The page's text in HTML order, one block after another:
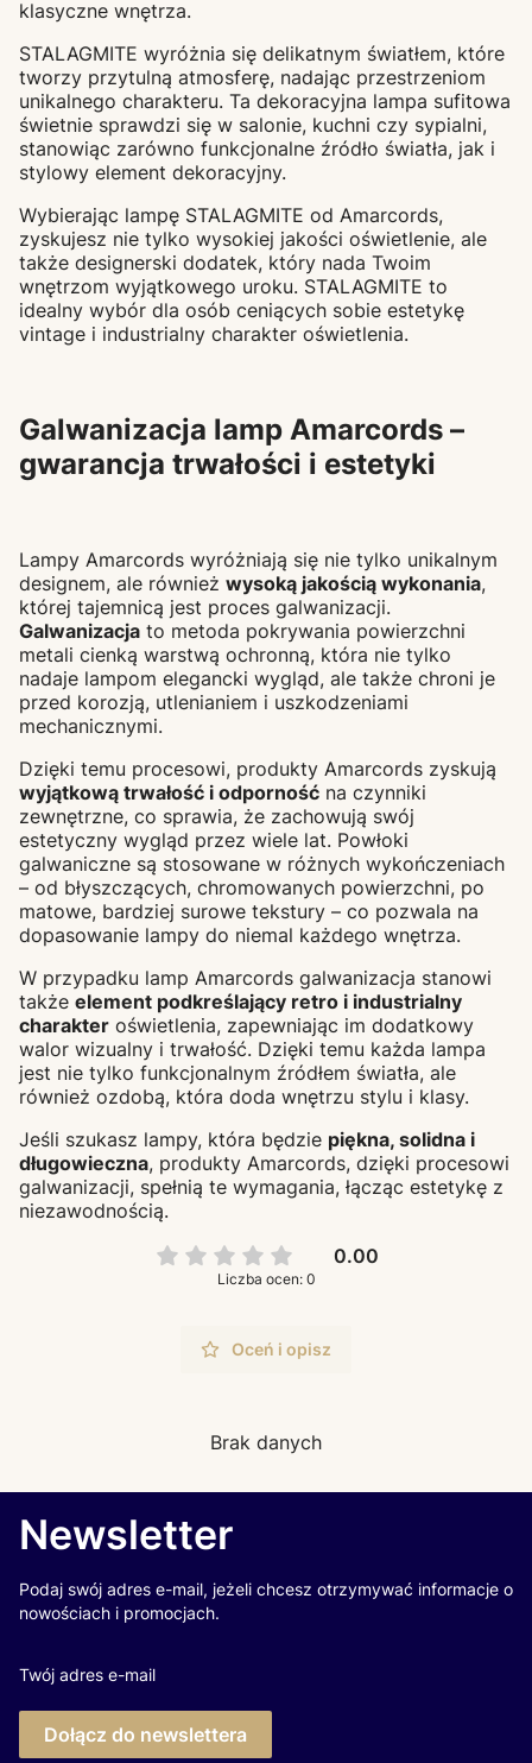
klasyczne wnętrza.
STALAGMITE wyróżnia się delikatnym światłem, które
tworzy przytulną atmosferę, nadając przestrzeniom
unikalnego charakteru. Ta dekoracyjna lampa sufitowa
świetnie sprawdzi się w salonie, kuchni czy sypialni,
stanowiąc zarówno funkcjonalne źródło światła, jak i
stylowy element dekoracyjny.
Wybierając lampę STALAGMITE od Amarcords,
zyskujesz nie tylko wysokiej jakości oświetlenie, ale
także designerski dodatek, który nada Twoim
wnętrzom wyjątkowego uroku. STALAGMITE to
idealny wybór dla osób ceniących sobie estetykę
vintage i industrialny charakter oświetlenia.
Galwanizacja lamp Amarcords –
gwarancja trwałości i estetyki
Lampy Amarcords wyróżniają się nie tylko unikalnym
designem, ale również wysoką jakością wykonania,
której tajemnicą jest proces galwanizacji.
Galwanizacja to metoda pokrywania powierzchni
metali cienką warstwą ochronną, która nie tylko
nadaje lampom elegancki wygląd, ale także chroni je
przed korozją, utlenianiem i uszkodzeniami
mechanicznymi.
Dzięki temu procesowi, produkty Amarcords zyskują
wyjątkową trwałość i odporność na czynniki
zewnętrzne, co sprawia, że zachowują swój
estetyczny wygląd przez wiele lat. Powłoki
galwaniczne są stosowane w różnych wykończeniach
– od błyszczących, chromowanych powierzchni, po
matowe, bardziej surowe tekstury – co pozwala na
dopasowanie lampy do niemal każdego wnętrza.
W przypadku lamp Amarcords galwanizacja stanowi
także element podkreślający retro i industrialny
charakter oświetlenia, zapewniając im dodatkowy
walor wizualny i trwałość. Dzięki temu każda lampa
jest nie tylko funkcjonalnym źródłem światła, ale
również ozdobą, która doda wnętrzu stylu i klasy.
Jeśli szukasz lampy, która będzie piękna, solidna i
długowieczna, produkty Amarcords, dzięki procesowi
galwanizacji, spełnią te wymagania, łącząc estetykę z
niezawodnością.
0.00
Liczba ocen: 0
Oceń i opisz
Brak danych
Newsletter
Podaj swój adres e-mail, jeżeli chcesz otrzymywać informacje o
nowościach i promocjach.
Twój adres e-mail
Dołącz do newslettera